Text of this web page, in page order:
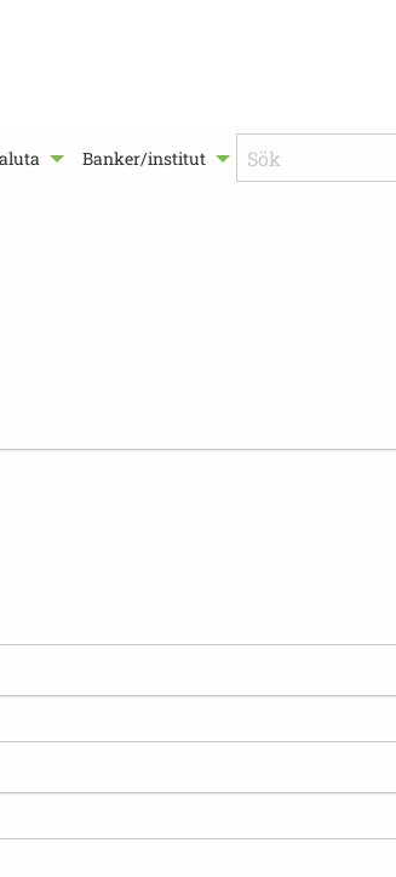
Banker/institut